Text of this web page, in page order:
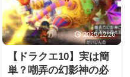
2025/12/26
【ドラクエ10】実は簡
単？嘲弄の幻影神の必